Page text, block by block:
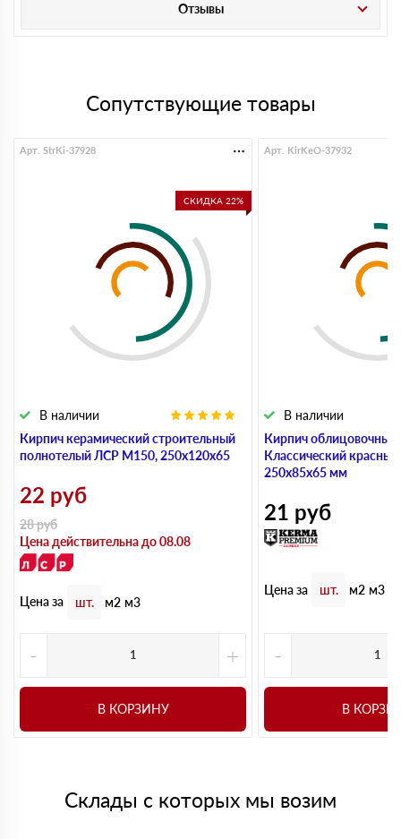
Отзывы
Сопутствующие товары
СКИДКА 22%
Кирпич керамический строительный
полнотелый ЛСР М150, 250х120х65
В наличии
Арт. StrKi-37928
22 руб
28руб
Цена действительна до 08.08
Цена за шт. м2 м3
- +
В КОРЗИНУ
Кирпич облицовочный
Классический красный
250х85х65 мм
В наличии
Арт. KirKeO-37932
21 руб
Цена за шт. м2 м3
-
В
Склады с которых мы возим